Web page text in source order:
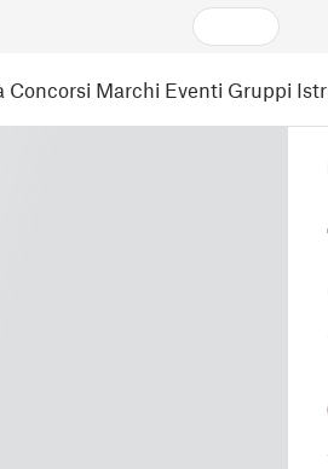
Concorsi Marchi Eventi Gruppi